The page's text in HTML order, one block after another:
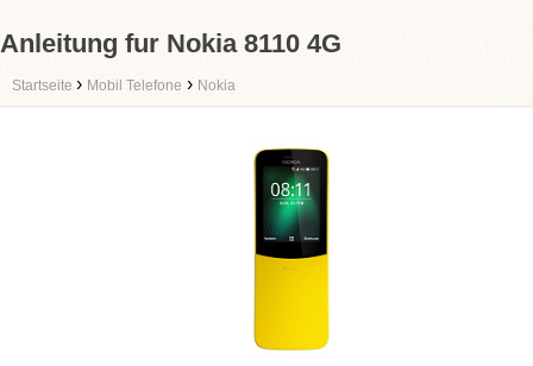
Anleitung fur Nokia 8110 4G
Startseite › Mobil Telefone › Nokia